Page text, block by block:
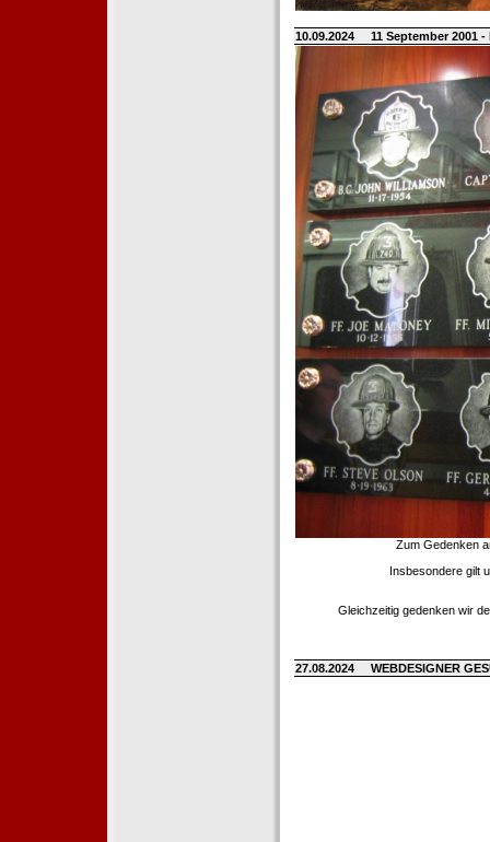
10.09.2024 11 September 2001
Zum Gedenken
Insbesondere gilt
Gleichzeitig gedenken wir
27.08.2024 WEBDESIGNER